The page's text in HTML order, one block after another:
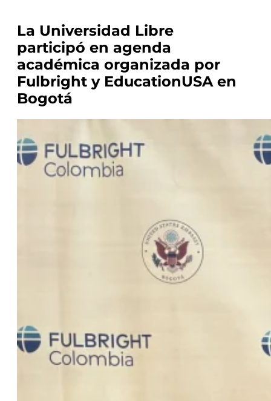
La Universidad Libre
participó en agenda
académica organizada por
Fulbright y EducationUSA en
Bogotá